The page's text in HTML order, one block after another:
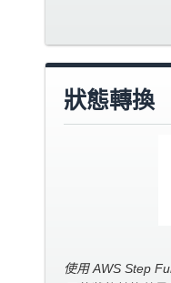
狀態轉換
使用 AWS Step